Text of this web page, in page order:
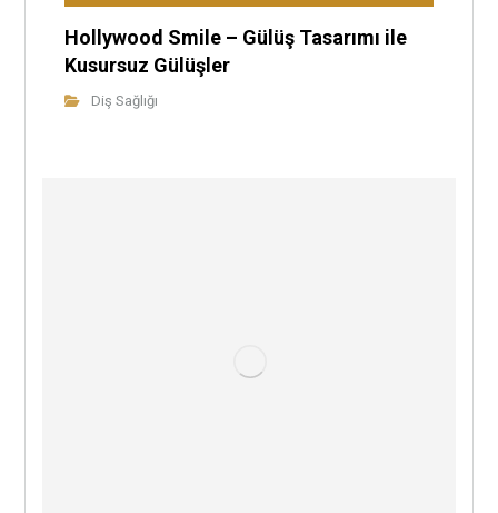
Hollywood Smile – Gülüş Tasarımı ile
Kusursuz Gülüşler
Diş Sağlığı